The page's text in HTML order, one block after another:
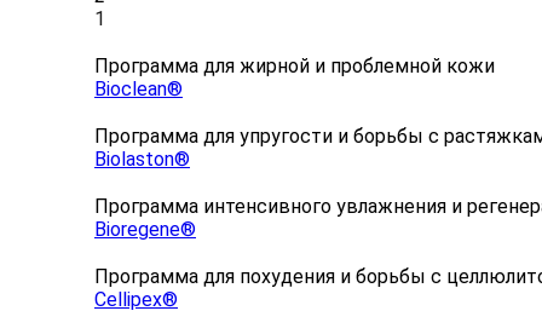
1
Программа для жирной и проблемной кожи
Bioclean®
Программа для упругости и борьбы с
Biolaston®
Программа интенсивного увлажнения и
Bioregene®
Программа для похудения и борьбы с
Cellipex®